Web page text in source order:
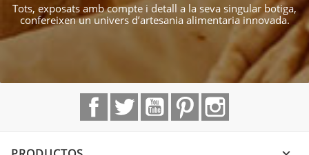
Tots, exposats amb compte i detall a la seva singular botiga,
confereixen un univers d’artesania alimentaria innovada.
FacebookTwitter YouTubePinterest